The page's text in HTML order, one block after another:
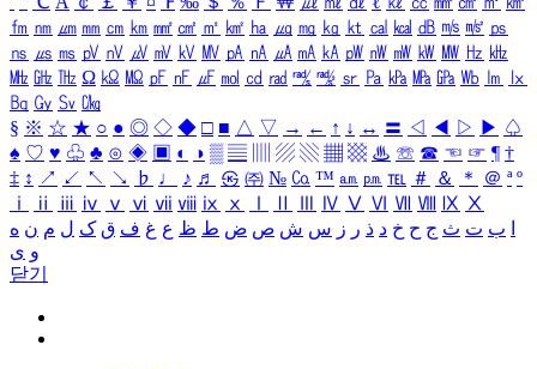
㎙ ㎚ ㎛ ㎜ ㎝ ㎞ ㎟ ㎠ ㎡ ㎢ ㏊ ㎍ ㎎ ㎏ ㏏ ㎈ ㎉ ㏈ ㎧ ㎨ ㎰
㎱ ㎲ ㎳ ㎴ ㎵ ㎶ ㎷ ㎸ ㎹ ㎀ ㎁ ㎂ ㎃ ㎄ ㎺ ㎻ ㎽ ㎾ ㎿ ㎐ ㎑
㎒ ㎓ ㎔ Ω ㏀ ㏁ ㎊ ㎋ ㎌ ㏖ ㏅ ㎭ ㎮ ㎯ ㏛ ㎩ ㎪ ㎫ ㎬ ㏝ ㏐
㏓
㏃ ㏉ ㏜ ㏆
§ ※ ☆ ★ ○ ● ◎ ◇ ◆ □ ■ △ ▽ → ← ↑ ↓ ↔ 〓 ◁ ◀ ▷ ▶ ♤
♠ ♡ ♥ ♧ ♣ ⊙ ◈ ▣ ◐ ◑ ▒ ▤ ▨ ▧ ▦ ▩ ♨ ☏ ☎ ☜ ☞ ¶ †
‡ ↕ ↗ ↙ ↖ ↘ ♭ ♩ ♪ ♬ ㉿ ㈜ № ㏇ ™ ㏂ ㏘ ℡ ＃ ＆ ＊ ＠ ª º
ⅰ
ⅱ ⅲ ⅳ ⅴ ⅵ ⅶ ⅷ ⅸ ⅹ Ⅳ Ⅴ Ⅵ Ⅶ Ⅷ Ⅸ Ⅹ
ب ت ث ج ح خ د ذ ر ز س ش ص ض ط ظ ع غ ف ق ک ل م ن ه
و ی
닫기